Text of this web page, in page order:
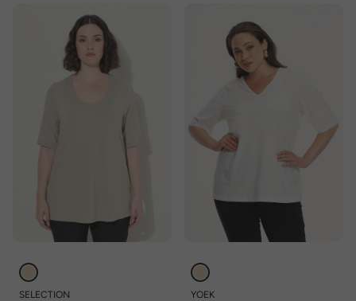
SELECTION YOEK